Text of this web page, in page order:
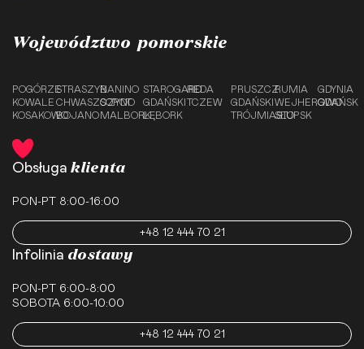
Województwo pomorskie
POGÓRZE
KOWALE
KOSAKOWO
STRASZYN
CHWASZCZYNO
BOJANO
BANINO
SOPOT
MALBORK
STAROGARD
GDAŃSKI
LĘBORK
REDA
TCZEW
PRUSZCZ
GDAŃSKI
TRÓJMIASTO
RUMIA
WEJHEROWO
SŁUPSK
GDYNIA
GDAŃSK
Obsługa klienta
PON-PT 8:00-16:00
+48 12 444 70 21
Infolinia dostawy
PON-PT 6:00-8:00
SOBOTA 6:00-10:00
+48 12 444 70 21